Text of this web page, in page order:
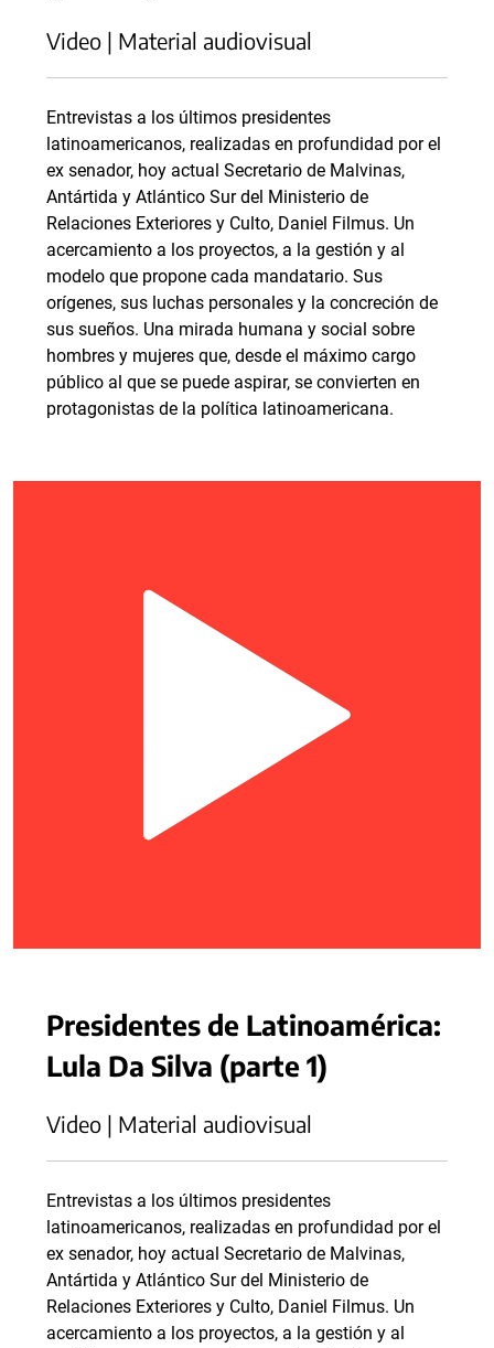
Video | Material audiovisual
Entrevistas a los últimos presidentes
latinoamericanos, realizadas en profundidad por el
ex senador, hoy actual Secretario de Malvinas,
Antártida y Atlántico Sur del Ministerio de
Relaciones Exteriores y Culto, Daniel Filmus. Un
acercamiento a los proyectos, a la gestión y al
modelo que propone cada mandatario. Sus
orígenes, sus luchas personales y la concreción de
sus sueños. Una mirada humana y social sobre
hombres y mujeres que, desde el máximo cargo
público al que se puede aspirar, se convierten en
protagonistas de la política latinoamericana.
Presidentes de Latinoamérica:
Lula Da Silva (parte 1)
Video | Material audiovisual
Entrevistas a los últimos presidentes
latinoamericanos, realizadas en profundidad por el
ex senador, hoy actual Secretario de Malvinas,
Antártida y Atlántico Sur del Ministerio de
Relaciones Exteriores y Culto, Daniel Filmus. Un
acercamiento a los proyectos, a la gestión y al